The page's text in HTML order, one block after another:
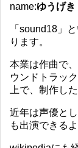
name:ゆうげき
「sound18」
ります。
本業は作曲で
ウンドトラッ
上で、制作し
近年は声優と
も出演できる